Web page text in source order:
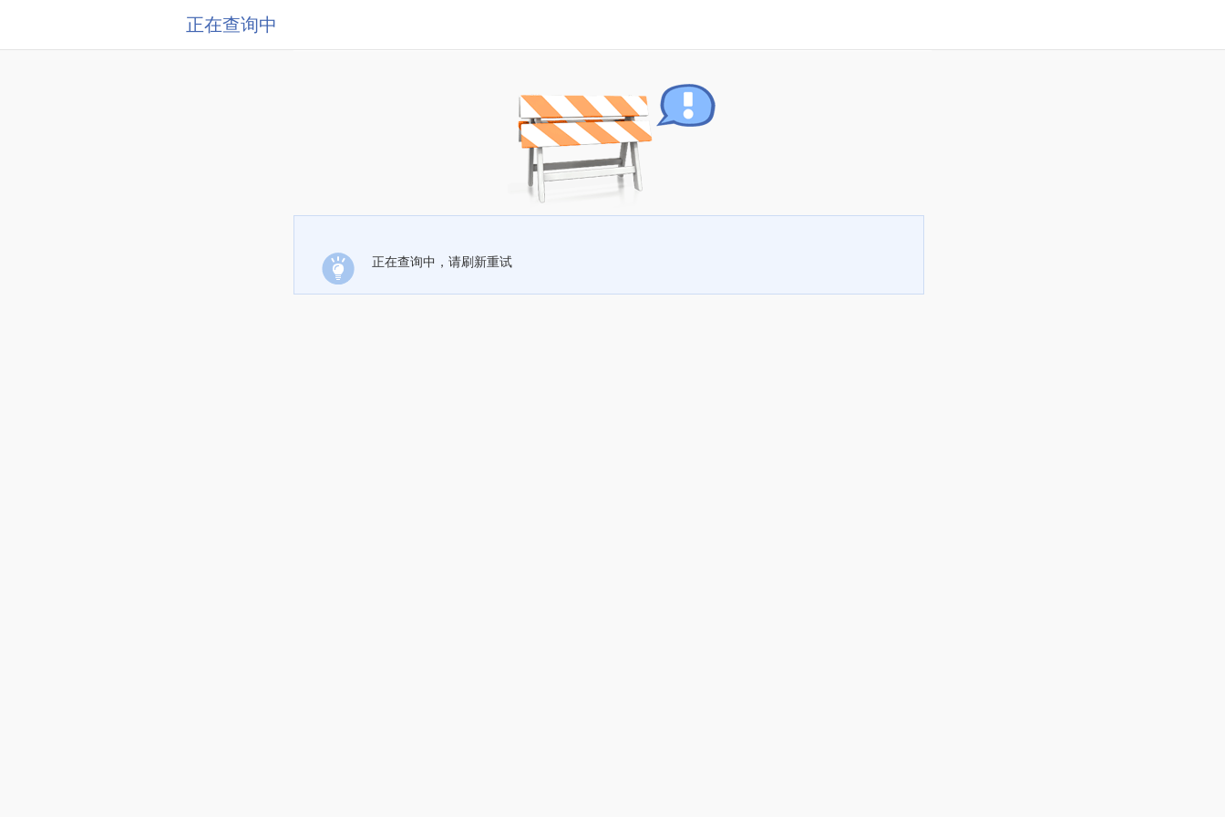
正在查询中
正在查询中，请刷新重试